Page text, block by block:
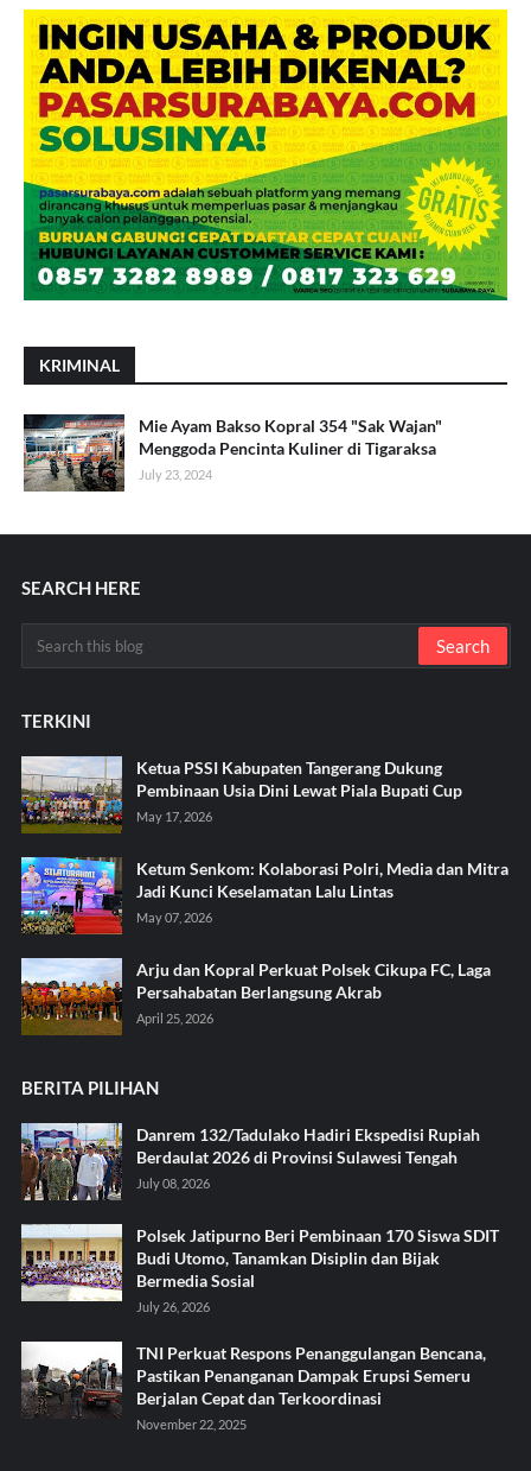
KRIMINAL
Mie Ayam Bakso Kopral 354 "Sak Wajan"
Menggoda Pencinta Kuliner di Tigaraksa
July 23, 2024
SEARCH HERE
TERKINI
Ketua PSSI Kabupaten Tangerang Dukung
Pembinaan Usia Dini Lewat Piala Bupati Cup
May 17, 2026
Ketum Senkom: Kolaborasi Polri, Media dan Mitra
Jadi Kunci Keselamatan Lalu Lintas
May 07, 2026
Arju dan Kopral Perkuat Polsek Cikupa FC, Laga
Persahabatan Berlangsung Akrab
April 25, 2026
BERITA PILIHAN
Danrem 132/Tadulako Hadiri Ekspedisi Rupiah
Berdaulat 2026 di Provinsi Sulawesi Tengah
July 08, 2026
Polsek Jatipurno Beri Pembinaan 170 Siswa SDIT
Budi Utomo, Tanamkan Disiplin dan Bijak
Bermedia Sosial
July 26, 2026
TNI Perkuat Respons Penanggulangan Bencana,
Pastikan Penanganan Dampak Erupsi Semeru
Berjalan Cepat dan Terkoordinasi
November 22, 2025